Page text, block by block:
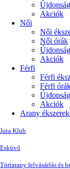
Akciók
Női
Női
Női órák
Akciók
Férfi
Férfi
Férfi
Akciók
Arany ékszerek
Juta Klub
Esküvő
Törtarany felvásárlás és